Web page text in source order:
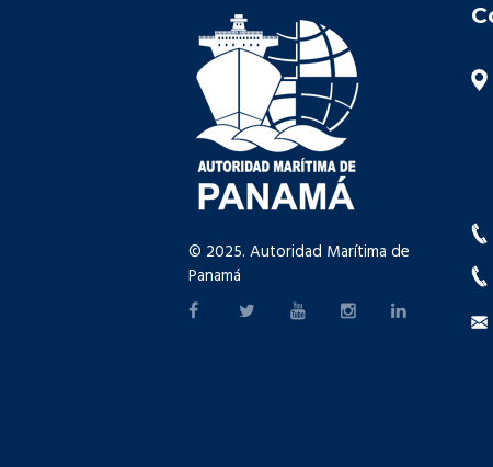
© 2025. Autoridad Marítima de
Panamá